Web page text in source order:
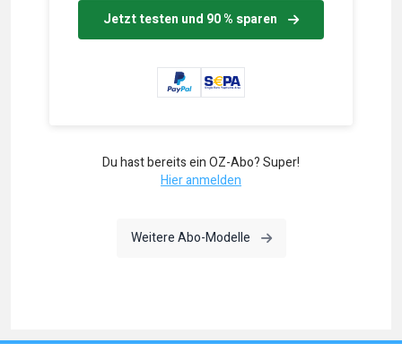
Jetzt testen und 90 % sparen
Du hast bereits ein OZ-Abo? Super!
Hier anmelden
Weitere Abo-Modelle